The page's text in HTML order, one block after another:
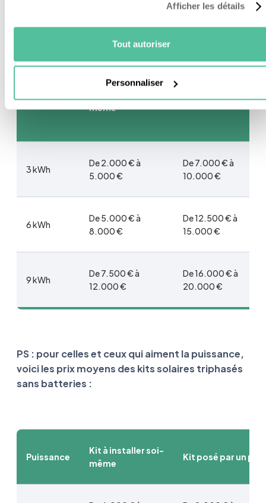
Afficher les détails
Tout autoriser
Personnaliser
On commence avec le prix moyen des kits
solaires monophasés sans batteries :
Puissance
même
Kit posé par un pro
3 kWh
De 2.000 € à
5.000 €
De 7.000 € à
10.000 €
6 kWh
De 5.000 € à
8.000 €
De 12.500 € à
15.000 €
9 kWh
De 7.500 € à
12.000 €
De 16.000 € à
20.000 €
PS : pour celles et ceux qui aiment la puissance,
voici les prix moyens des kits solaires triphasés
sans batteries :
Puissance
Kit à installer soi-
même
Kit posé par un pro